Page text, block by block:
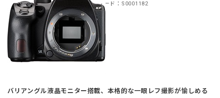
商品コード：S0001182
バリアングル液晶モニター搭載、本格的な一眼レフ撮影が愉しめる